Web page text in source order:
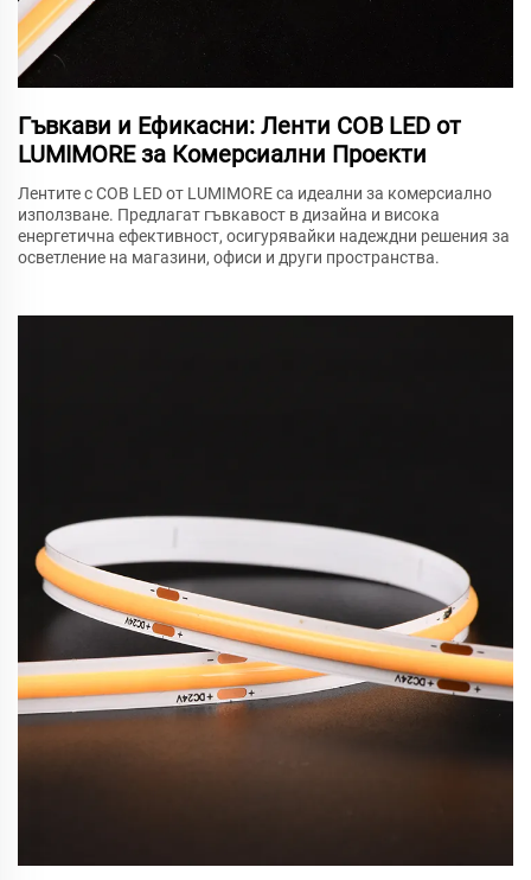
Гъвкави и Ефикасни: Ленти COB LED от
LUMIMORE за Комерсиални Проекти
Лентите с COB LED от LUMIMORE са идеални за комерсиално
използване. Предлагат гъвкавост в дизайна и висока
енергетична ефективност, осигурявайки надеждни решения за
осветление на магазини, офиси и други пространства.